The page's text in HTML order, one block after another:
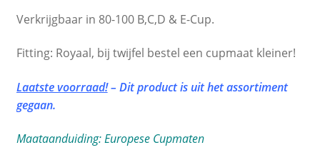
Verkrijgbaar in 80-100 B,C,D & E-Cup.
Fitting: Royaal, bij twijfel bestel een cupmaat kleiner!
Laatste voorraad!– Dit product is uit het assortiment
gegaan.
Maataanduiding: Europese Cupmaten